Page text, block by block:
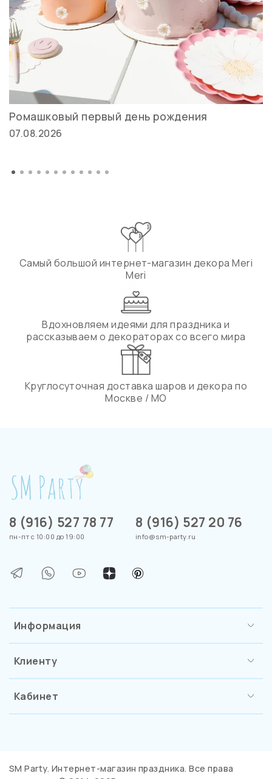
Ромашковый первый день рождения
07.08.2026
Самый большой интернет-магазин декора Meri
Meri
Вдохновляем идеями для праздника и
рассказываем о декораторах со всего мира
Круглосуточная доставка шаров и декора по
Москве / МО
Информация
Клиенту
Кабинет
8 (916) 527 78 77
пн-пт с 10:00 до 19:00
8 (916) 527 20 76
info@sm-party.ru
SM Party. Интернет-магазин праздника. Все права